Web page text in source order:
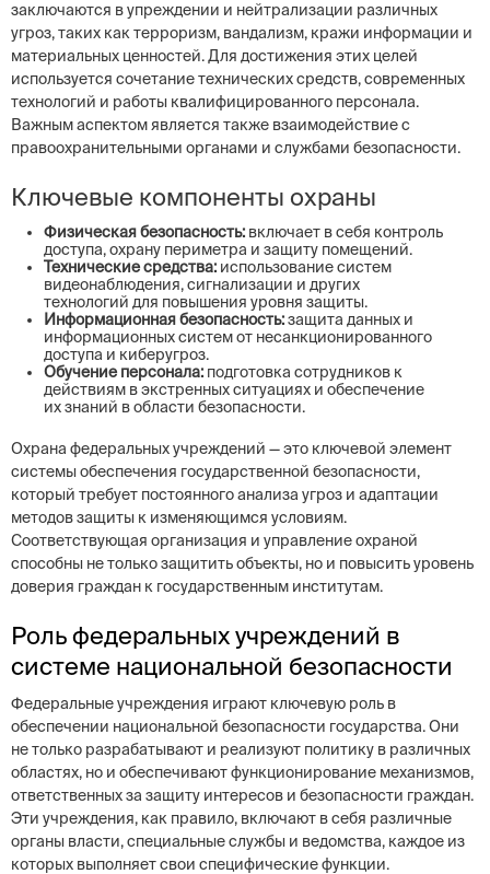
заключаются в упреждении и нейтрализации различных
угроз, таких как терроризм, вандализм, кражи информации и
материальных ценностей. Для достижения этих целей
используется сочетание технических средств, современных
технологий и работы квалифицированного персонала.
Важным аспектом является также взаимодействие с
правоохранительными органами и службами безопасности.
Ключевые компоненты охраны
Физическая безопасность: включает в себя контроль
доступа, охрану периметра и защиту помещений.
Технические средства: использование систем
видеонаблюдения, сигнализации и других
технологий для повышения уровня защиты.
Информационная безопасность:защита данных и
информационных систем от несанкционированного
доступа и киберугроз.
Обучение персонала: подготовка сотрудников к
действиям в экстренных ситуациях и обеспечение
их знаний в области безопасности.
Охрана федеральных учреждений — это ключевой элемент
системы обеспечения государственной безопасности,
который требует постоянного анализа угроз и адаптации
методов защиты к изменяющимся условиям.
Соответствующая организация и управление охраной
способны не только защитить объекты, но и повысить уровень
доверия граждан к государственным институтам.
Роль федеральных учреждений в
системе национальной безопасности
Федеральные учреждения играют ключевую роль в
обеспечении национальной безопасности государства. Они
не только разрабатывают и реализуют политику в различных
областях, но и обеспечивают функционирование механизмов,
ответственных за защиту интересов и безопасности граждан.
Эти учреждения, как правило, включают в себя различные
органы власти, специальные службы и ведомства, каждое из
которых выполняет свои специфические функции.